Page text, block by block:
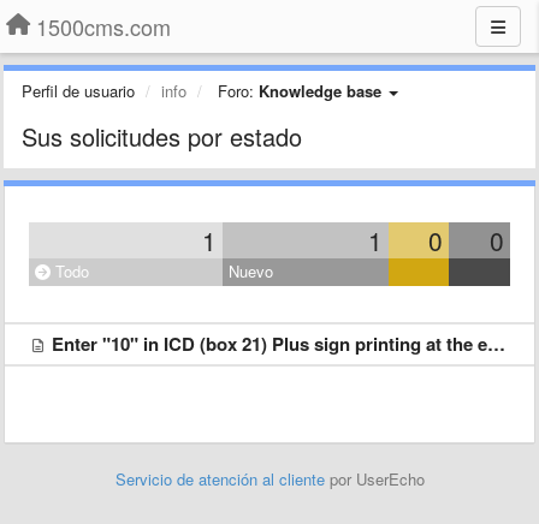
1500cms.com
Perfil de usuario info Foro: Knowledge base
Sus solicitudes por estado
1 1 0 0
Todo Nuevo
Enter "10" in ICD (box 21) Plus sign printing at the end of field
Servicio de atención al cliente por UserEcho